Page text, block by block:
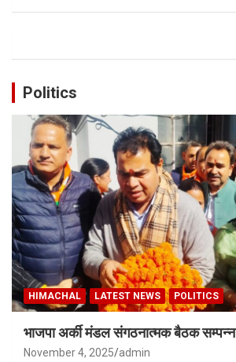
Politics
HIMACHAL LATEST NEWS POLITICS
भाजपा अर्की मंडल संगठनात्मक बैठक सम्पन्न
November 4, 2025 admin